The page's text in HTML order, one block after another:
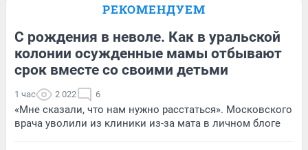
РЕКОМЕНДУЕМ
С рождения в неволе. Как в уральской
колонии осужденные мамы отбывают
срок вместе со своими детьми
1 час 2 022 6
«Мне сказали, что нам нужно расстаться». Московского
врача уволили из клиники из-за мата в личном блоге